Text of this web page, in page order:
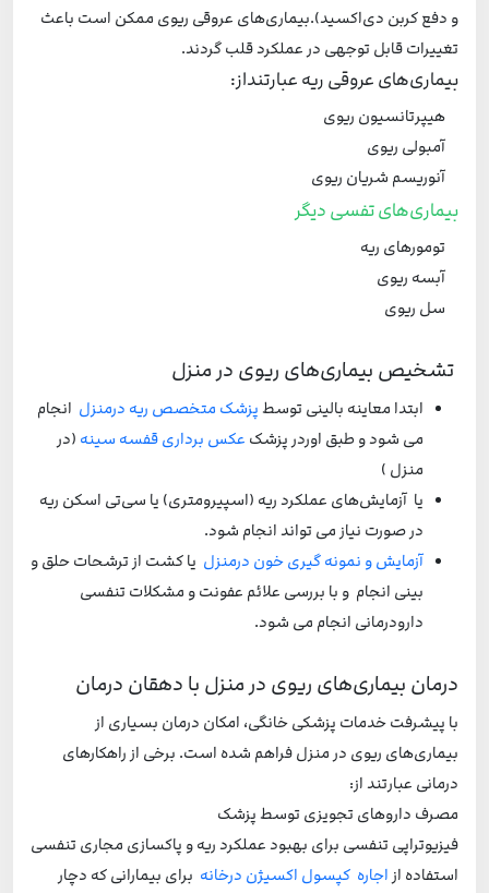
و دفع کربن دی‌اکسید).بیماری‌های عروقی ریوی ممکن است باعث
تغییرات قابل توجهی در عملکرد قلب گردند.
بیماری‌های عروقی ریه عبارتنداز:
هیپرتانسیون ریوی
آمبولی ریوی
آنوریسم شریان ریوی
بیماری‌های تفسی دیگر
تومورهای ریه
آبسه ریوی
سل ریوی
تشخیص بیماری‌های ریوی در منزل
ابتدا معاینه بالینی توسطپزشک متخصص ریه درمنزل انجام
می شود و طبق اوردر پزشک عکس برداری قفسه سینه (در
منزل )
یا آزمایش‌های عملکرد ریه (اسپیرومتری) یا سی‌تی اسکن ریه
در صورت نیاز می تواند انجام شود.
آزمایش و نمونه گیری خون درمنزل یا کشت از ترشحات حلق و
بینی انجام و با بررسی علائم عفونت و مشکلات تنفسی
دارودرمانی انجام می شود.
درمان بیماری‌های ریوی در منزل با دهقان درمان
با پیشرفت خدمات پزشکی خانگی، امکان درمان بسیاری از
بیماری‌های ریوی در منزل فراهم شده است. برخی از راهکارهای
درمانی عبارتند از:
مصرف داروهای تجویزی توسط پزشک
فیزیوتراپی تنفسی برای بهبود عملکرد ریه و پاکسازی مجاری تنفسی
استفاده از اجاره کپسول اکسیژن درخانه برای بیمارانی که دچار